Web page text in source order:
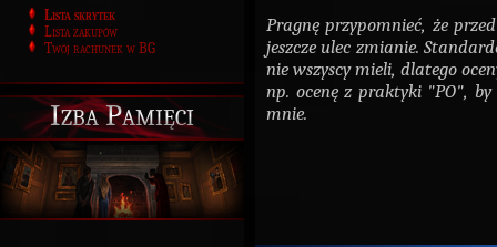
Lista skrytek
Lista zakupów
Twój rachunek w BG
Izba Pamięci
Pragnę przypomnieć, że
jeszcze ulec zmianie.
nie wszyscy mieli, dlatego
np. ocenę z praktyki "PO", by
mnie.